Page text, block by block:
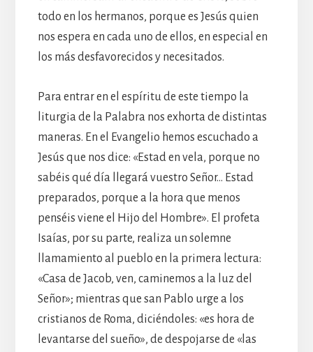
todo en los hermanos, porque es Jesús quien
nos espera en cada uno de ellos, en especial en
los más desfavorecidos y necesitados.
Para entrar en el espíritu de este tiempo la
liturgia de la Palabra nos exhorta de distintas
maneras. En el Evangelio hemos escuchado a
Jesús que nos dice: «Estad en vela, porque no
sabéis qué día llegará vuestro Señor… Estad
preparados, porque a la hora que menos
penséis viene el Hijo del Hombre». El profeta
Isaías, por su parte, realiza un solemne
llamamiento al pueblo en la primera lectura:
«Casa de Jacob, ven, caminemos a la luz del
Señor»; mientras que san Pablo urge a los
cristianos de Roma, diciéndoles: «es hora de
levantarse del sueño», de despojarse de «las